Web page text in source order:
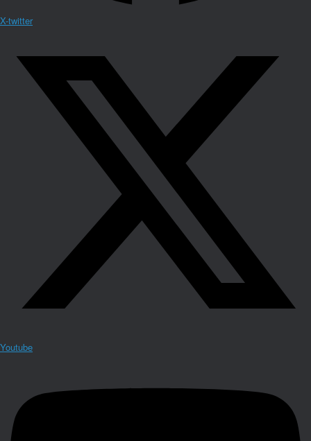
X-twitter
Youtube